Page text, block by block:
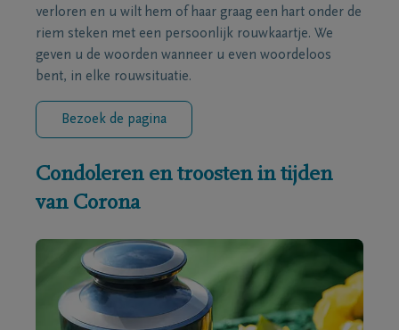
verloren en u wilt hem of haar graag een hart onder de
riem steken met een persoonlijk rouwkaartje. We
geven u de woorden wanneer u even woordeloos
bent, in elke rouwsituatie.
Bezoek de pagina
Condoleren en troosten in tijden
van Corona